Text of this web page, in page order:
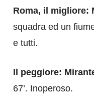
Roma, il migliore:
squadra ed un
e tutti.
Il peggiore:
67’. Inoperoso.